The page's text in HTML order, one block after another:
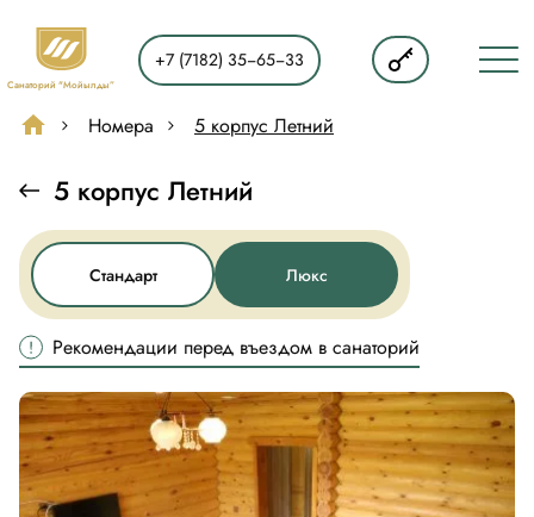
Санаторий "Мойылды”
+7 (7182) 35‒65‒33
RU
KZ
Главная
О нас
Услуги
Лечение
Номера
Путёвки
Досуг
Номера 5 корпус Летний
5 корпус Летний
Стандарт Люкс
Рекомендации перед въездом в санаторий